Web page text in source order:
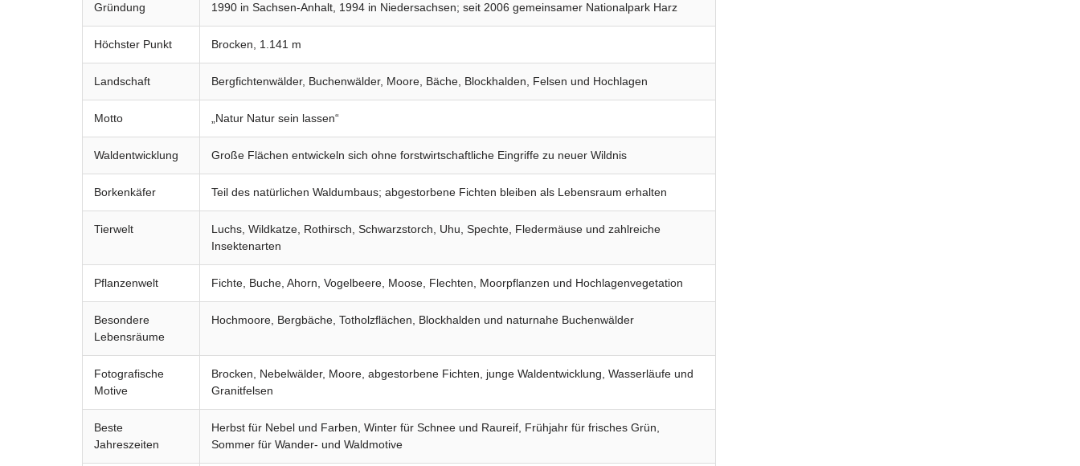
Gründung 1990 in Sachsen-Anhalt, 1994 in Niedersachsen; seit 2006 gemeinsamer Nationalpark Harz
Höchster Punkt Brocken, 1.141 m
Landschaft Bergfichtenwälder, Buchenwälder, Moore, Bäche, Blockhalden, Felsen und Hochlagen
Motto „Natur Natur sein lassen“
Waldentwicklung Große Flächen entwickeln sich ohne forstwirtschaftliche Eingriffe zu neuer Wildnis
Borkenkäfer Teil des natürlichen Waldumbaus; abgestorbene Fichten bleiben als Lebensraum erhalten
Tierwelt
Luchs, Wildkatze, Rothirsch, Schwarzstorch, Uhu, Spechte, Fledermäuse und zahlreiche
Insektenarten
Pflanzenwelt Fichte, Buche, Ahorn, Vogelbeere, Moose, Flechten, Moorpflanzen und Hochlagenvegetation
Besondere
Lebensräume
Hochmoore, Bergbäche, Totholzflächen, Blockhalden und naturnahe Buchenwälder
Fotografische
Motive
Brocken, Nebelwälder, Moore, abgestorbene Fichten, junge Waldentwicklung, Wasserläufe und
Granitfelsen
Beste
Jahreszeiten
Herbst für Nebel und Farben, Winter für Schnee und Raureif, Frühjahr für frisches Grün,
Sommer für Wander- und Waldmotive